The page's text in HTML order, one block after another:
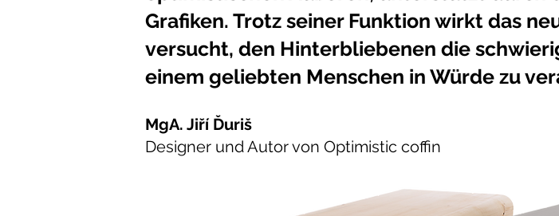
Grafiken. Trotz seiner Funktion wirkt das
versucht, den Hinterbliebenen die
einem geliebten Menschen in Würde zu
MgA. Jiří Ďuriš
Designer und Autor von Optimistic coffin